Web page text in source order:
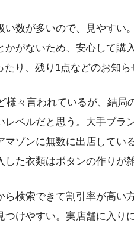
い数が多いので、見やす
かがないため、安心して購
たり、残り1点などのお知
様々言われているが、結
レベルだと思う。大手ブラ
マゾンに無数に出店してい
た衣類はボタンの作りが
ら検索できて割引率が高
つけやすい。実店舗に入り